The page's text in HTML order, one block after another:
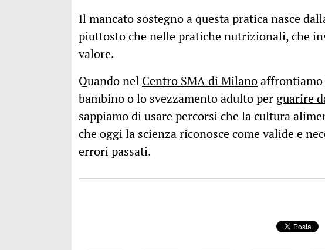
Il mancato sostegno a questa pratica nasce
piuttosto che nelle pratiche nutrizionali, che
valore.
Quando nel Centro SMA di Milanoaffrontiamo
bambino o lo svezzamento adulto per guarire
sappiamo di usare percorsi che la cultura
che oggi la scienza riconosce come valide e
errori passati.